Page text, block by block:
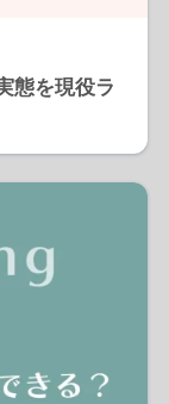
態を現役ラ